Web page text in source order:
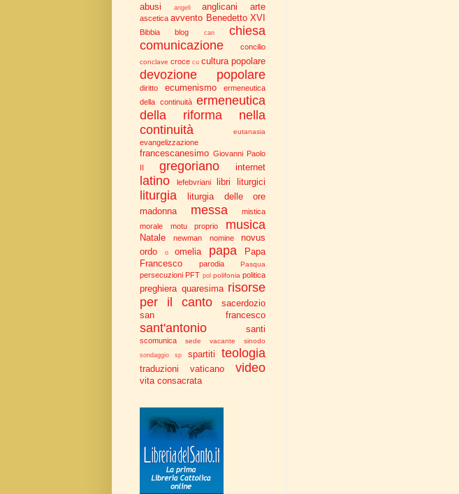
abusi angeli anglicani arte
ascetica avvento Benedetto XVI
Bibbia blog can
chiesa
comunicazione
concilio
conclave croce cu cultura popolare
devozione popolare
diritto ecumenismo
ermeneutica
della continuità ermeneutica
della riforma nella
continuità
eutanasia
evangelizzazione
francescanesimo Giovanni Paolo
II
gregoriano internet
latino lefebvriani libri liturgici
liturgia
liturgia delle ore
madonna
messa
mistica
morale
motu proprio musica
Natale newman nomine
novus
ordo
o omelia papa
Papa
Francesco
parodia Pasqua
persecuzioni PFT pol polifonia politica
preghiera quaresima risorse
per il canto
sacerdozio
san francesco
sant'antonio santi
scomunica sede vacante sinodo
sondaggio sp spartiti teologia
traduzioni vaticano video
vita consacrata